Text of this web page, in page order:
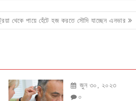
থেকে পায়ে হেঁটে হজ করতে সৌদি যাচ্ছেন এনভার
জুন ৩০, ২০২৩
০